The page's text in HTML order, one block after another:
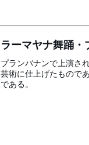
ラーマヤナ舞踊・
プランバナンで上演さ
芸術に仕上げたもので
である。